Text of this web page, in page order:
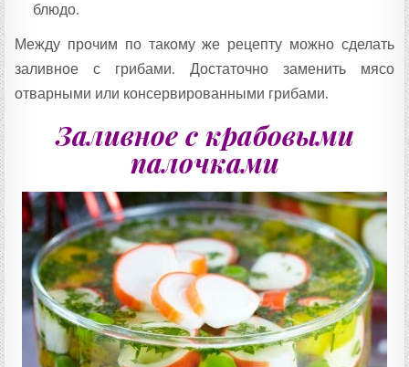
блюдо.
Между прочим по такому же рецепту можно сделать
заливное с грибами. Достаточно заменить мясо
отварными или консервированными грибами.
Заливное с крабовыми
палочками